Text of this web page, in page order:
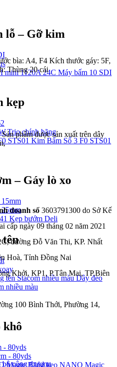
lỗ – Gỡ kim
Máy bấm 10 SDI
kẹp
chính hãng
Kim Bấm Số 3 F0 STS01
– Gáy lò xo
Kẹp bướm Deli
tên
Dây đeo
nhiều màu
khô
- 80yds
- 80yds
Băng keo NANO Magic
bìa: A4, F4 Kích thước gáy: 5F,
Thùng 20 cái
phẩm được sản xuất trên dây
doanh số 3603791300 do Sở Kế
ngày 09 tháng 02 năm 2021
đường Đỗ Văn Thi, KP. Nhất
Hoà, Tỉnh Đồng Nai
Khởi, KP1, P.Tân Mai, TP.Biên
100 Bình Thới, Phường 14,